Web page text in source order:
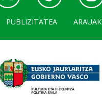
PUBLIZITATEA ARAUAK